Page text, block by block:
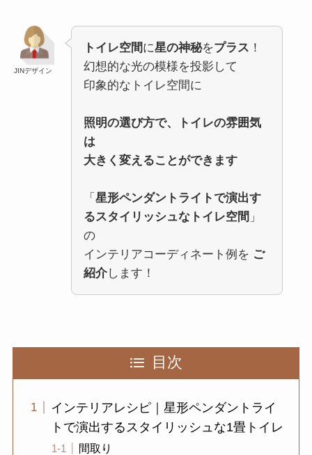
JINデザイン
トイレ空間に星の神秘をプラス ！
幻想的な光の模様を投影して
印象的なトイレ空間に
照明の選び方で、トイレの雰囲気
は
大きく変えることができます
「 星形ペンダントライトで演出す
るスタイリッシュなトイレ空間 」
の
インテリアコーディネート例を ご
紹介します！
目次
インテリアレシピ｜星形ペンダントライ
トで演出するスタイリッシュな1畳トイレ
間取り